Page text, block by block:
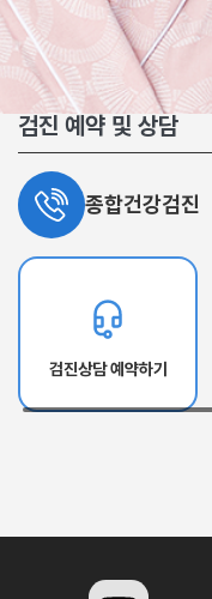
검진 예약 및 상담
종합건강검진
검진상담 예약하기